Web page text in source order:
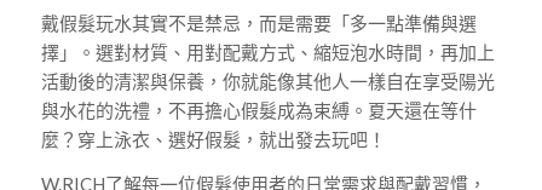
戴假髮玩水其實不是禁忌，而是需要「多一點準備與選
擇」。選對材質、用對配戴方式、縮短泡水時間，再加上
活動後的清潔與保養，你就能像其他人一樣自在享受陽光
與水花的洗禮，不再擔心假髮成為束縛。夏天還在等什
麼？穿上泳衣、選好假髮，就出發去玩吧！
W.RICH了解每一位假髮使用者的日常需求與配戴習慣，